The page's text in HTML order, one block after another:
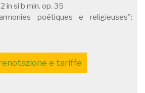
in si b min. op. 35
poétiques e religieuses":
e tariffe